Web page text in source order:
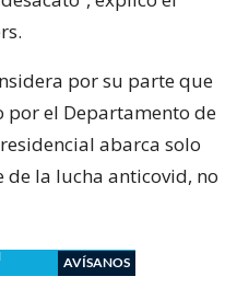
por su parte que
por el Departamento de
abarca solo
de la lucha anticovid, no
AVÍSANOS